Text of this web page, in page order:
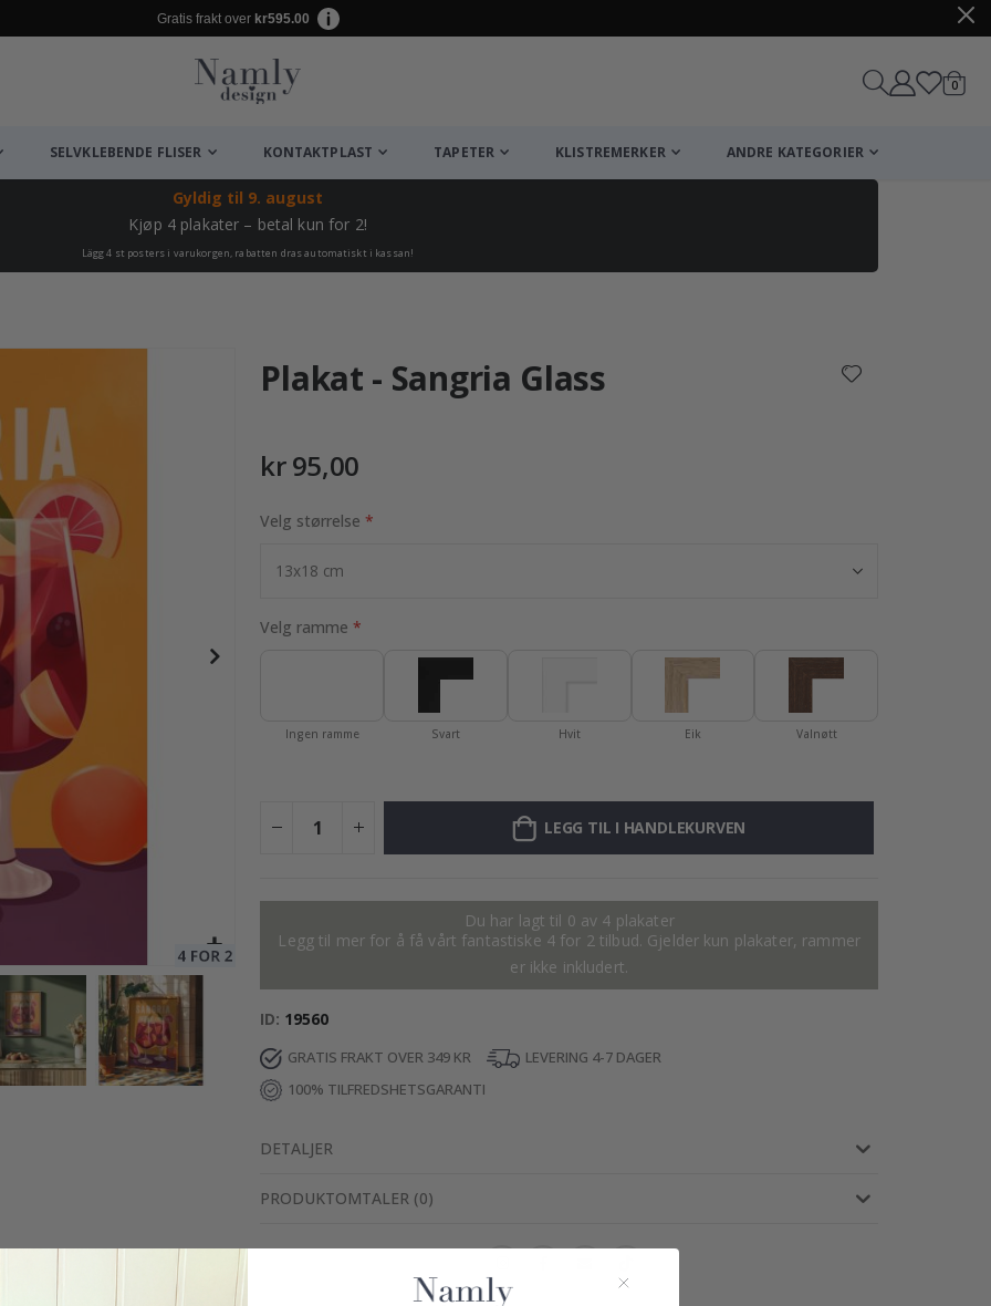
Gratis frakt over kr595.00
0varer
SELVKLEBENDE FLISER KONTAKTPLAST TAPETER KLISTREMERKER ANDRE KATEGORIER
Gyldig til 9. august
Kjøp 4 plakater – betal kun for 2!
Lägg 4 st posters i varukorgen, rabatten dras automatiskt i kassan!
Plakat - Sangria Glass
kr 95,00
Velg størrelse
Velg ramme
Ingen ramme Svart Hvit Eik Valnøtt
LEGG TIL I HANDLEKURVEN
Du har lagt til 0 av 4 plakater
Legg til mer for å få vårt fantastiske 4 for 2 tilbud. Gjelder kun plakater, rammer
er ikke inkludert.
ID 19560
GRATIS FRAKT OVER 349 KR
LEVERING 4-7 DAGER
100% TILFREDSHETSGARANTI
DETALJER
PRODUKTOMTALER (0)